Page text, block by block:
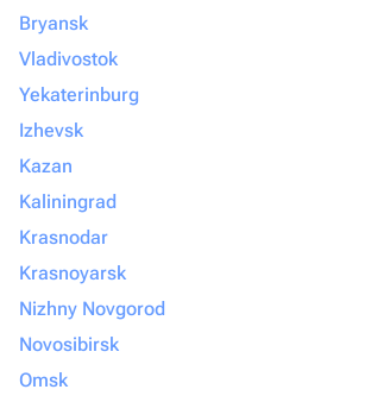
Bryansk
Vladivostok
Yekaterinburg
Izhevsk
Kazan
Kaliningrad
Krasnodar
Krasnoyarsk
Nizhny Novgorod
Novosibirsk
Omsk